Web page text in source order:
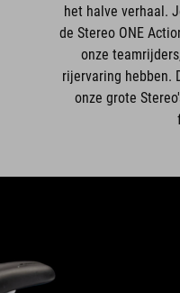
het halve verhaal.
de Stereo ONE
onze
rijervaring hebben.
onze grote